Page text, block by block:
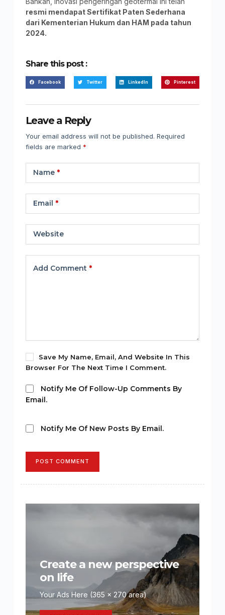
resmi mendapat Sertifikat Paten Sederhana
dari Kementerian Hukum dan HAM pada tahun
2024.
Share this post :
Facebook Twitter LinkedIn Pinterest
Leave a Reply
Your email address will not be published. Required
fields are marked *
Name*
Email *
Website
Add Comment *
Save My Name, Email, And Website In This
Browser For The Next Time I Comment.
Notify Me Of Follow-Up Comments By
Email.
Notify Me Of New Posts By Email.
POST COMMENT
Create a new perspective
on life
Your Ads Here (365 x 270 area)